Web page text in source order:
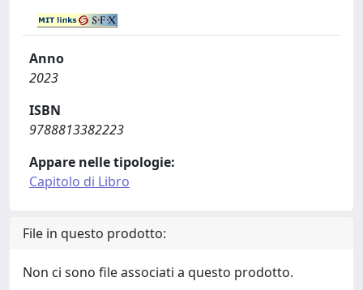
Anno
2023
ISBN
9788813382223
Appare nelle tipologie:
Capitolo di Libro
File in questo prodotto:
Non ci sono file associati a questo prodotto.